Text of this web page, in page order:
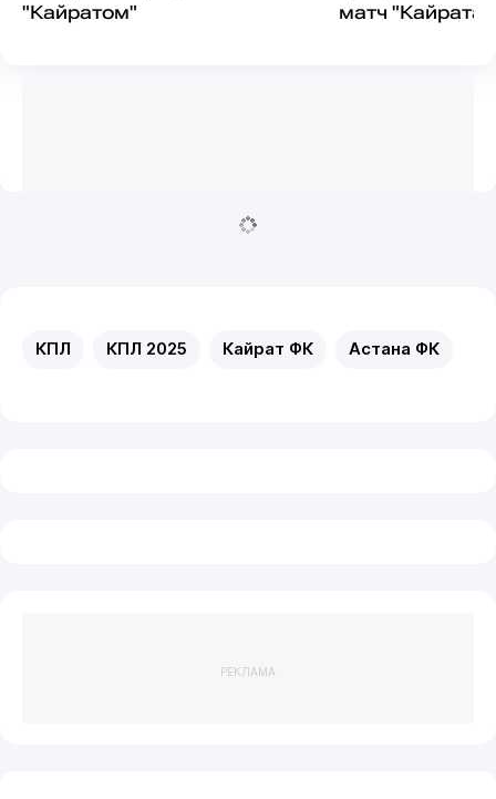
"Кайратом"
матч
КПЛ КПЛ 2025 Кайрат ФК Астана ФК
РЕКЛАМА